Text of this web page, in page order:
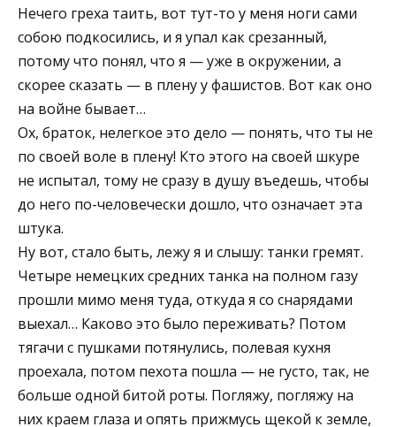
Нечего греха таить, вот тут-то у меня ноги сами
собою подкосились, и я упал как срезанный,
потому что понял, что я — уже в окружении, а
скорее сказать — в плену у фашистов. Вот как оно
на войне бывает…
Ох, браток, нелегкое это дело — понять, что ты не
по своей воле в плену! Кто этого на своей шкуре
не испытал, тому не сразу в душу въедешь, чтобы
до него по-человечески дошло, что означает эта
штука.
Ну вот, стало быть, лежу я и слышу: танки гремят.
Четыре немецких средних танка на полном газу
прошли мимо меня туда, откуда я со снарядами
выехал… Каково это было переживать? Потом
тягачи с пушками потянулись, полевая кухня
проехала, потом пехота пошла — не густо, так, не
больше одной битой роты. Погляжу, погляжу на
них краем глаза и опять прижмусь щекой к земле,